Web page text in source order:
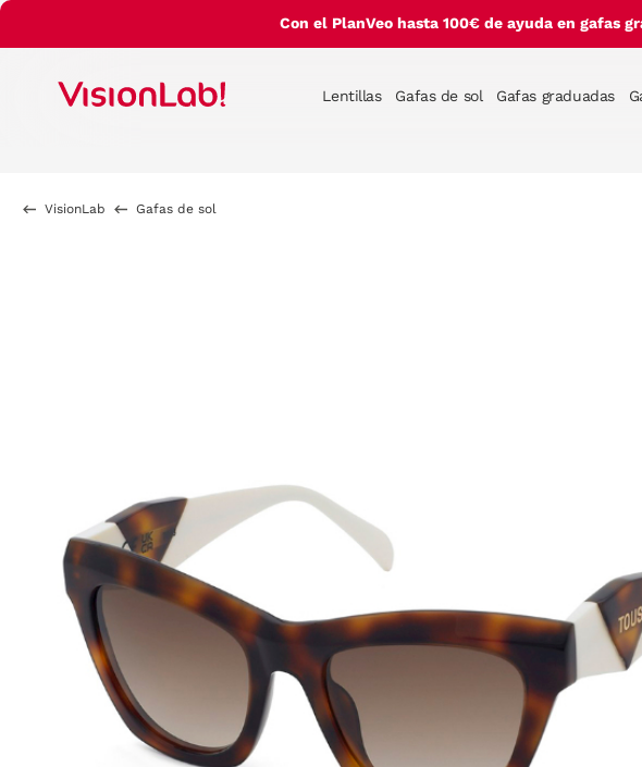
Con el PlanVeo hasta 100€ de ayuda en gafas
Lentillas Gafas de sol Gafas graduadas
VisionLab Gafas de sol